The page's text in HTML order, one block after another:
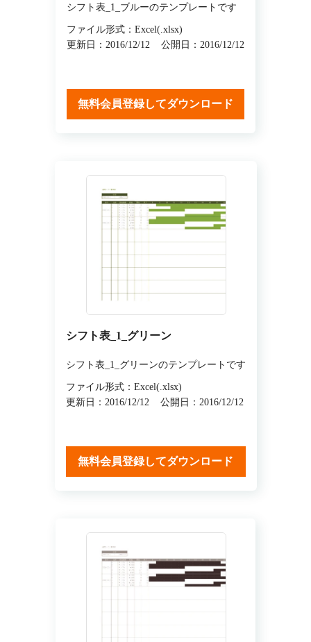
シフト表_1_ブルーのテンプレートです
ファイル形式：Excel(.xlsx)
更新日：2016/12/12
公開日：2016/12/12
無料会員登録してダウンロード
シフト表_1_グリーン
シフト表_1_グリーンのテンプレートです
ファイル形式：Excel(.xlsx)
更新日：2016/12/12
公開日：2016/12/12
無料会員登録してダウンロード